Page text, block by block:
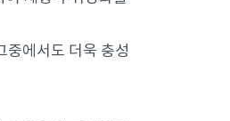
중에서도 더욱 충성